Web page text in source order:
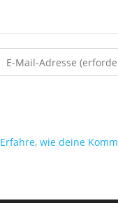
Erfahre, wie deine